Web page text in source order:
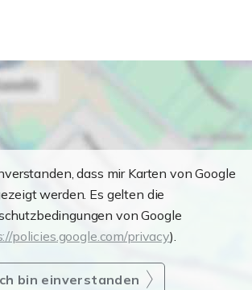
dass mir Karten von Google
werden. Es gelten die
von Google
policies.google.com/privacy).
bin einverstanden